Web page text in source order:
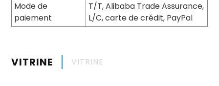
Mode de
paiement
T/T, Alibaba Trade Assurance,
L/C, carte de crédit, PayPal
VITRINE VITRINE